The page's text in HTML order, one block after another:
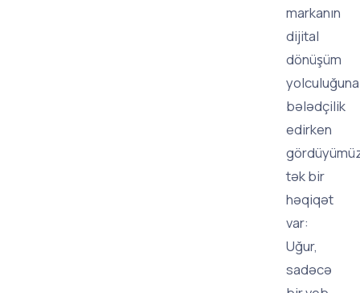
markanın
dijital
dönüşüm
yolculuğuna
bələdçilik
edirken
tək bir
həqiqət
var:
Uğur,
sadəcə